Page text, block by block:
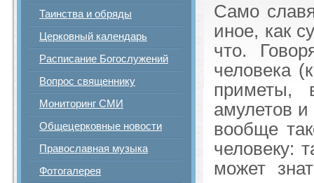
Таинства и обряды
Церковный календарь
Расписание Богослужений
Вопрос священнику
Мониторинг СМИ
Общецерковные новости
Православная музыка
Фотогалерея
Само
иное, как
что.
человека
приметы,
амулетов
вообще
человеку:
может